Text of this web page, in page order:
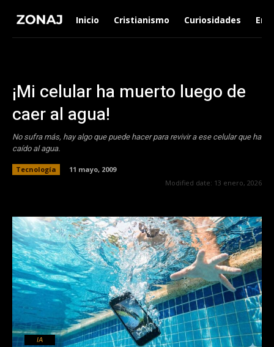
Inicio Cristianismo Curiosidades
¡Mi celular ha muerto luego de
caer al agua!
No sufra más, hay algo que puede hacer para revivir a ese celular que ha
caído al agua.
Tecnología
11 mayo, 2009
Modified date: 13 enero, 2026
IA